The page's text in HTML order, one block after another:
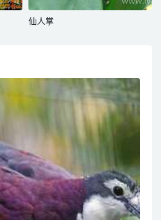
仙人掌